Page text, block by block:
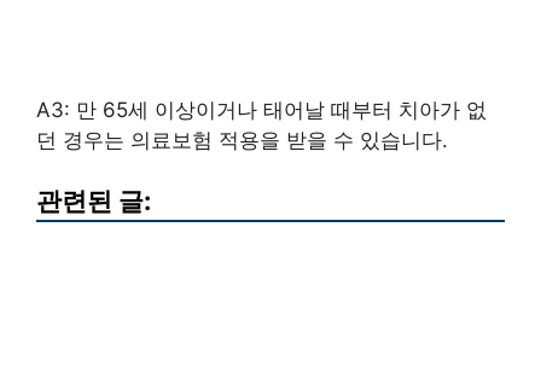
A3: 만 65세 이상이거나 태어날 때부터 치아가 없
던 경우는 의료보험 적용을 받을 수 있습니다.
관련된 글: